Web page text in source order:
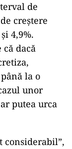
de
creştere
4,9%.
că dacă
la o
unor
putea urca
considerabil”,